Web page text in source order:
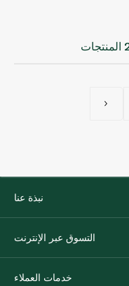
نبذة عنا
التسوق عبر الإنترنت
خدمات العملاء